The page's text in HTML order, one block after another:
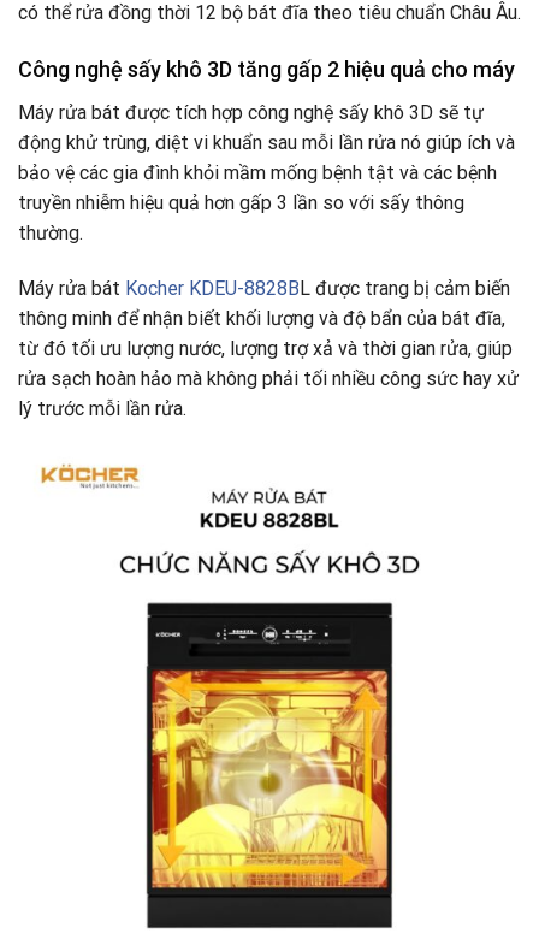
có thể rửa đồng thời 12 bộ bát đĩa theo tiêu chuẩn Châu Âu.
Công nghệ sấy khô 3D tăng gấp 2 hiệu quả cho máy
Máy rửa bát được tích hợp công nghệ sấy khô 3D sẽ tự
động khử trùng, diệt vi khuẩn sau mỗi lần rửa nó giúp ích và
bảo vệ các gia đình khỏi mầm mống bệnh tật và các bệnh
truyền nhiễm hiệu quả hơn gấp 3 lần so với sấy thông
thường.
Máy rửa bát Kocher KDEU-8828BL được trang bị cảm biến
thông minh để nhận biết khối lượng và độ bẩn của bát đĩa,
từ đó tối ưu lượng nước, lượng trợ xả và thời gian rửa, giúp
rửa sạch hoàn hảo mà không phải tối nhiều công sức hay xử
lý trước mỗi lần rửa.